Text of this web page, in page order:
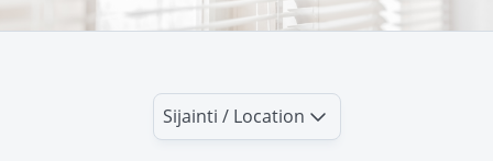
Sijainti / Location